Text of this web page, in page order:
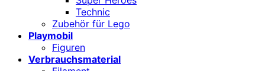
Technic
Zubehör für Lego
Playmobil
Figuren
Verbrauchsmaterial